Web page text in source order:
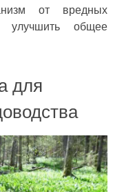
от вредных
улучшить общее
для